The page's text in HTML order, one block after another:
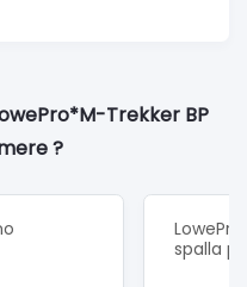
Trekker BP
?
spalla